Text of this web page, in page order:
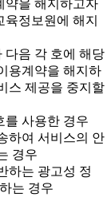
을 해지하고자
정보원에 해지
음 각 호에 해당
용계약을 해지하
스 제공을 중지할
를 사용한 경우
하여 서비스의 안
경우
하는 광고성 정
는 경우